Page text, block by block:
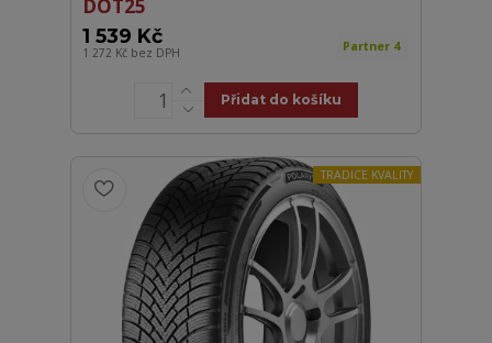
1 539 Kč
1 272 Kč bez DPH Partner 4
Přidat do košíku
TRADICE KVALITY